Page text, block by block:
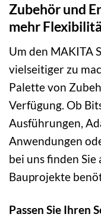
Zubehör und
mehr
Um den MAKITA
vielseitiger zu
Palette von
Verfügung. Ob
Ausführungen,
Anwendungen
bei uns finden Sie
Bauprojekte
Passen Sie Ihren